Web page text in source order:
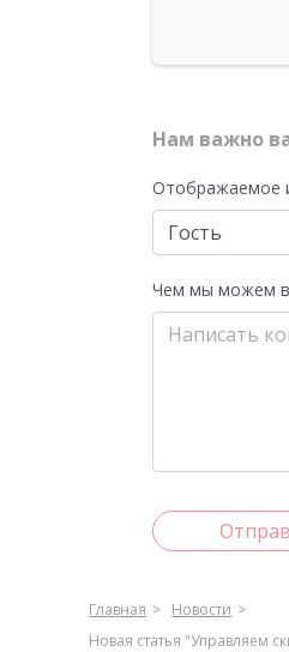
Нам важно
Отображаемое
Чем мы можем
Главная
Новости
Новая статья "Управляем